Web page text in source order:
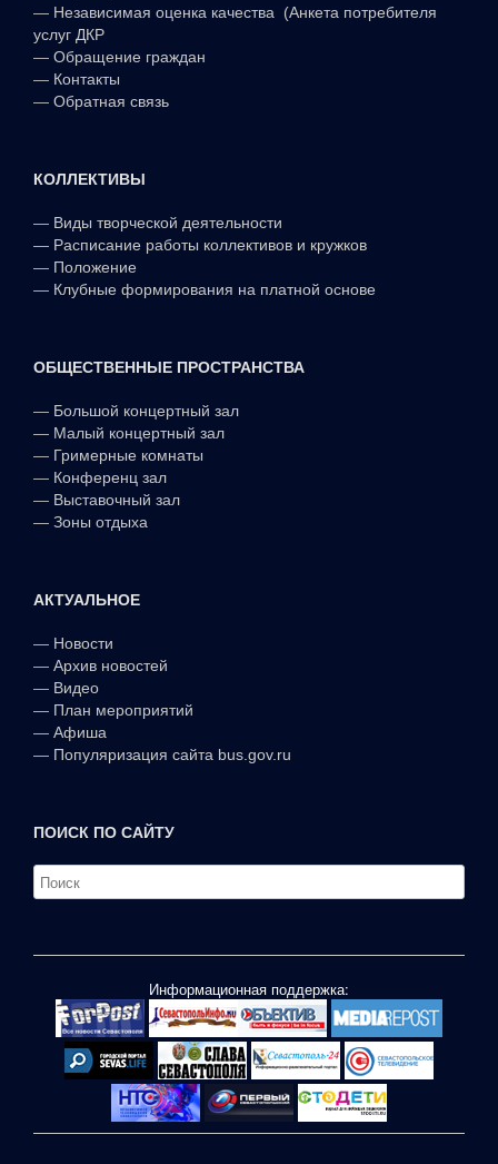
— Независимая оценка качества (Анкета потребителя
услуг ДКР
— Обращение граждан
— Контакты
— Обратная связь
КОЛЛЕКТИВЫ
— Виды творческой деятельности
— Расписание работы коллективов и кружков
— Положение
— Клубные формирования на платной основе
ОБЩЕСТВЕННЫЕ ПРОСТРАНСТВА
— Большой концертный зал
— Малый концертный зал
— Гримерные комнаты
— Конференц зал
— Выставочный зал
— Зоны отдыха
АКТУАЛЬНОЕ
— Новости
— Архив новостей
— Видео
— План мероприятий
— Афиша
— Популяризация сайта bus.gov.ru
ПОИСК ПО САЙТУ
Информационная поддержка: